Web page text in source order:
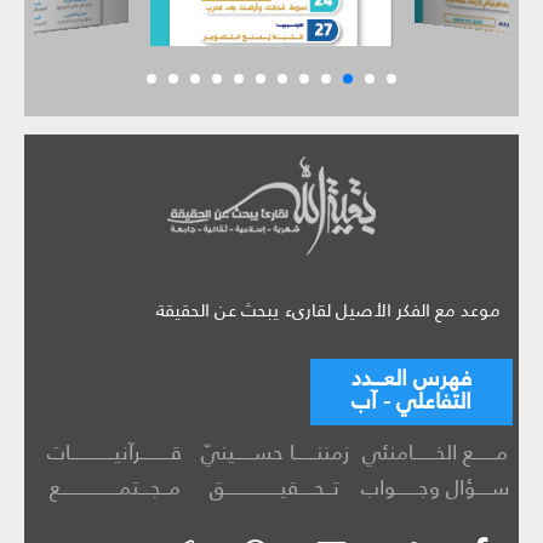
موعد مع الفكر الأصيل لقارىء يبحث عن الحقيقة
فهرس العـــدد
التفاعلي - آب
مــــــع الخــــــامنئي زمننــــــا حســـــينيّ
قــــــــرآنيــــــــــــات
ســــؤال وجــــــواب
تــحــــقيـــــــــــــــق مــجـــتمــــــــــــــــع